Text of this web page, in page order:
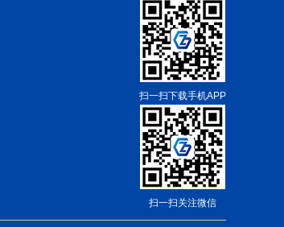
扫一扫下载手机APP
扫一扫关注微信